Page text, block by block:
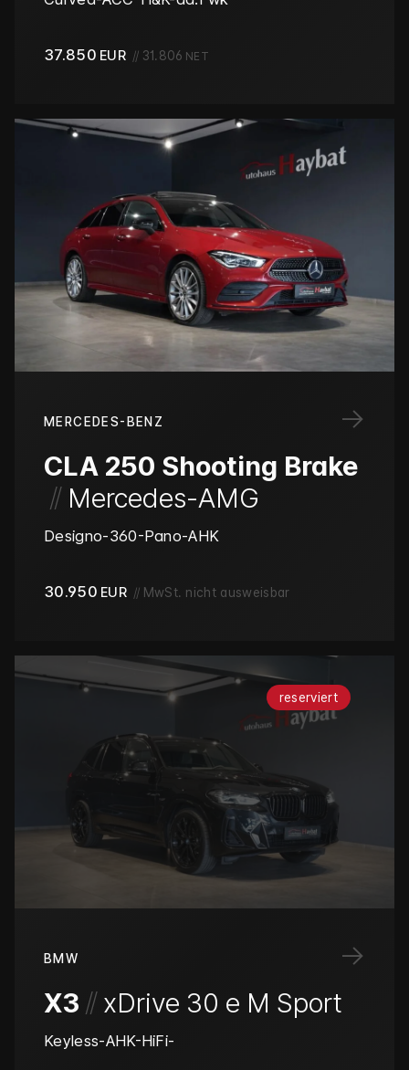
37.850 EUR // 31.806 NET
→
MERCEDES-BENZ
CLA 250 Shooting Brake
// Mercedes-AMG
Designo-360-Pano-AHK
30.950 EUR // MwSt. nicht ausweisbar
reserviert
→
BMW
X3 // xDrive 30 e M Sport
Keyless-AHK-HiFi-